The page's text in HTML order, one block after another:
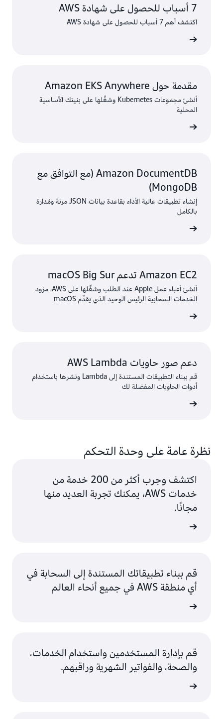
7 أسباب للحصول على شهادة AWS
اكتشف أهم 7 أسباب للحصول على شهادة AWS
مقدمة حول Amazon EKS Anywhere
أنشئ مجموعات Kubernetes وشغِّلها على بنيتك الأساسية
المحلية
Amazon DocumentDB (مع التوافق مع
MongoDB)
إنشاء تطبيقات عالية الأداء بقاعدة بيانات JSON مرنة ومُدارة
بالكامل
Amazon EC2 تدعم macOS Big Sur
أنشئ أعباء عمل Apple عند الطلب وشغِّلها على AWS، مزود
الخدمات السحابية الرئيس الوحيد الذي يقدِّم macOS
دعم صور حاويات AWS Lambda
قم ببناء التطبيقات المستندة إلى Lambda ونشرها باستخدام
أدوات الحاويات المفضلة لك
نظرة عامة على وحدة التحكم
اكتشف وجرب أكثر من 200 خدمة من
خدمات AWS، يمكنك تجربة العديد منها
مجانًا.
قم ببناء تطبيقاتك المستندة إلى السحابة في
أي منطقة AWS في جميع أنحاء العالم
قم بإدارة المستخدمين واستخدام الخدمات،
والصحة، والفواتير الشهرية وراقبهم.